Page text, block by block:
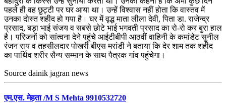
पहले ही वह छुट्टी पर घर आया था। उन्हें विश्वास नहीं होता कि वास्तव में
उनका दोस्त शहीद हो गया है। घर में वृद्ध माता लीला देवी, पिता डा. राजेन्द्र
प्रसाद, बड़ा भाई संजय व सबसे छोटे भाई भगवती प्रसाद का रो-रो कर बुरा हाल
है। परिजनों को सांत्वना देने पहुंचे आईटीबीपी आठवीं वाहिनी के कमांडेट सुनील
रंजन राय व तहसीलदार पोखरी बीएस मरांडी ने बताया कि देर शाम तक शहीद
का पार्थिव शरीर सैन्य सम्मान के साथ पैत्रक गांव पहुंचेगा।
Source dainik jagran news
एम.एस. मेहता /M S Mehta 9910532720